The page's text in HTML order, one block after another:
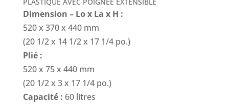
Dimension – Lo x La x H :
520 x 370 x 440 mm
(20 1/2 x 14 1/2 x 17 1/4 po.)
Plié :
520 x 75 x 440 mm
(20 1/2 x 3 x 17 1/4 po.)
Capacité : 60 litres